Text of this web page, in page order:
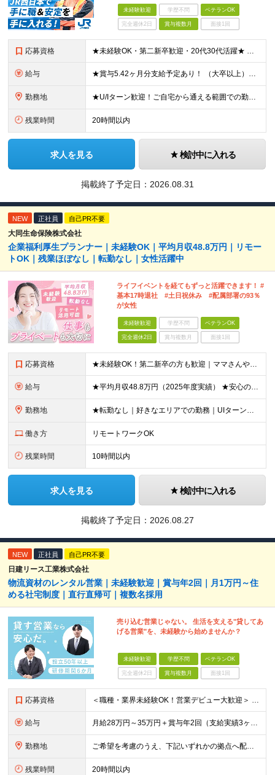
未経験歓迎 学歴不問 ベテランOK
完全週休2日 賞与複数月 面接1回
応募資格 ★未経験OK・第二新卒歓迎・20代30代活躍★ ☆高卒以上 ☆社会人経験（就労経験）がある方 業界・ポジション・年数は不問です！ 「誰もが知る大手企業で働きたい」 「1人より、チームで仕事がした
給与 ★賞与5.42ヶ月分支給予定あり！ （大卒以上）月給24万1,692円～39万5,780円＋各種手当＋賞与2回 （高卒以上）月給22万2,662円～39万5,780円＋各種手当＋賞与2回 ※上記は2
勤務地 ★U/Iターン歓迎！ご自宅から通える範囲での勤務となります ★JR西日本本社（大阪市北区）または、当社事業エリア内（北陸から北九州まで）の各支社で勤務 ※関西に本社あり※ 〈近畿エリア〉 三重県（
残業時間 20時間以内
求人を見る 検討中に入れる
掲載終了予定日： 2026.08.31
NEW 正社員 自己PR不要
大同生命保険株式会社
企業福利厚生プランナー｜未経験OK｜平均月収48.8万円｜リモー
トOK｜残業ほぼなし｜転勤なし｜女性活躍中
ライフイベントを経てもずっと活躍できます！ #
基本17時退社 #土日祝休み #配属部署の93％
が女性
未経験歓迎 学歴不問 ベテランOK
完全週休2日 賞与複数月 面接1回
応募資格 ★未経験OK！第二新卒の方も歓迎｜ママさんやブランクありの方など、20～50代女性が多数活躍中♪ ◆高卒以上 ◆社会人経験をお持ちの方 - 業界・業種・職種・経験年数は問いません。 «こんな方が
給与 ★平均月収48.8万円（2025年度実績） ★安心の固定給＋賞与年2回＋インセンティブ！手当も充実 月給21万円～23万円＋諸手当＋インセンティブ＋賞与年2回 ※給与は年間平均の税込定例給与です。賞
勤務地 ★転勤なし｜好きなエリアでの勤務｜UIターン歓迎 全国47都道府県にある支社のいずれかにて勤務していただきます。 ＜募集エリア＞ ◆北海道・東北：北海道/青森/宮城/岩手/秋田/山形/福島
働き方 リモートワークOK
残業時間 10時間以内
求人を見る 検討中に入れる
掲載終了予定日： 2026.08.27
NEW 正社員 自己PR不要
日建リース工業株式会社
物流資材のレンタル営業｜未経験歓迎｜賞与年2回｜月1万円～住
める社宅制度｜直行直帰可｜複数名採用
売り込む営業じゃない。 生活を支える"貸してあ
げる営業"を、未経験から始めませんか？
未経験歓迎 学歴不問 ベテランOK
完全週休2日 賞与複数月 面接1回
応募資格 ＜職種・業界未経験OK！営業デビュー大歓迎＞ ◆要普通自動車免許（AT限定可） ◆学歴不問 ＼当てはまる方、ぜひご応募ください！／ □人と話すことや、人の役に立つことが好き □未経験から営業として成
給与 月給28万円～35万円＋賞与年2回（支給実績3ヶ月分） ※経験・年齢・能力を考慮の上、当社規定により決定します。 ※上記月給には固定残業代(25時間分／47,314円～)
勤務地 ご希望を考慮のうえ、下記いずれかの拠点へ配属します。 ※自動車通勤可能（要相談） 【東北エリア】 仙台支店、盛岡支店、福島支店 【関東エリア】 東京本社、東京支店、埼玉支店、千葉支店、群馬支店、東
残業時間 20時間以内